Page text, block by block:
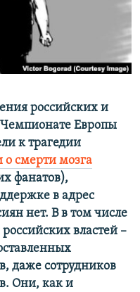
российских и
Европы
к трагедии
о смерти мозга
фанатов),
в адрес
нет. В в том числе
властей –
даже сотрудников
Они, как и